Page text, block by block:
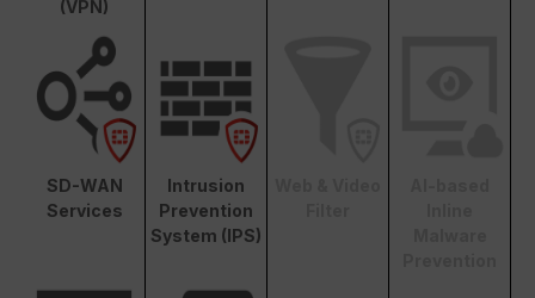
(VPN)
SD-WAN
Services
Intrusion
Prevention
System (IPS)